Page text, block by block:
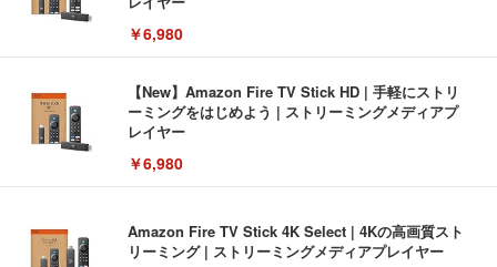
￥6,980
【New】Amazon Fire TV Stick HD | 手軽にストリ
ーミングをはじめよう | ストリーミングメディアプ
レイヤー
￥6,980
Amazon Fire TV Stick 4K Select | 4Kの高画質スト
リーミング | ストリーミングメディアプレイヤー